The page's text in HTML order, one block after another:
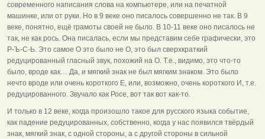
современного написания слова на компьютере, или на печатной
машинке, или от руки. Но в 9 веке оно писалось совершенно не так. В 9
веке, понятно, ещё грамоты своей не было. В 10-11 веке оно писалось не
так, не как рось. Она писалась, если мы представим себе графически, это
Р-Ъ-С-Ь. Это самое О это было не О, это был сверхкраткий
редуцированный гласный звук, похожий на О. Т.е., видимо, это что-то
было, вроде как… Да, и мягкий знак не был мягким знаком. Это было
нечто вроде или очень короткого Е, или, возможно, очень короткого И, т.е.
редуцированного. Звучало как Росе, вот так вот как-то.
И только в 12 веке, когда произошло такое для русского языка событие,
как падение редуцированных, собственно, когда у нас появился твёрдый
знак, мягкий знак, с одной стороны, а с другой стороны в сильной